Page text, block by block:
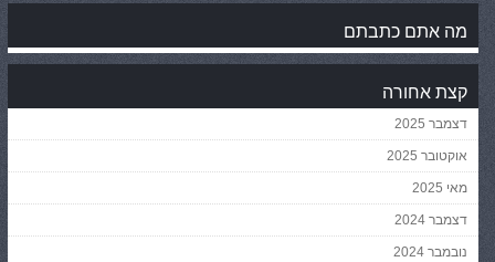
מה אתם כתבתם
קצת אחורה
דצמבר 2025
אוקטובר 2025
מאי 2025
דצמבר 2024
נובמבר 2024